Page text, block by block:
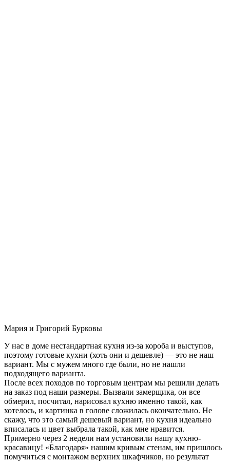
Мария и Григорий Бурковы
У нас в доме нестандартная кухня из-за короба и выступов,
поэтому готовые кухни (хоть они и дешевле) — это не наш
вариант. Мы с мужем много где были, но не нашли
подходящего варианта.
После всех походов по торговым центрам мы решили делать
на заказ под наши размеры. Вызвали замерщика, он все
обмерил, посчитал, нарисовал кухню именно такой, как
хотелось, и картинка в голове сложилась окончательно. Не
скажу, что это самый дешевый вариант, но кухня идеально
вписалась и цвет выбрала такой, как мне нравится.
Примерно через 2 недели нам установили нашу кухню-
красавицу! «Благодаря» нашим кривым стенам, им пришлось
помучиться с монтажом верхних шкафчиков, но результат